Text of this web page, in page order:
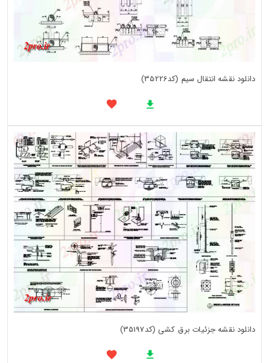
دانلود نقشه انتقال سیم (کد35226)
دانلود نقشه جزئیات برق کشی (کد35197)